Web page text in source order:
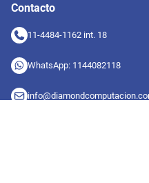
Contacto
11-4484-1162 int. 18
WhatsApp: 1144082118